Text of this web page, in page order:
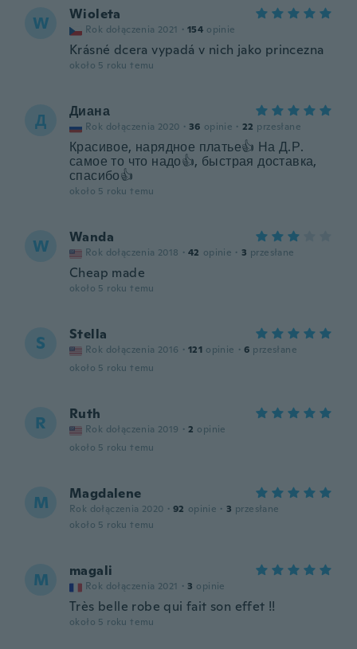
W Wioleta
Rok dołączenia 2021 · 154 opinie
Krásné dcera vypadá v nich jako princezna
około 5 roku temu
Д Диана
Rok dołączenia 2020 · 36 opinie · 22 przesłane
Красивое, нарядное платье👍 На Д.Р.
самое то что надо👍, быстрая доставка,
спасибо👍
około 5 roku temu
W Wanda
Rok dołączenia 2018 · 42 opinie · 3 przesłane
Cheap made
około 5 roku temu
S Stella
Rok dołączenia 2016 · 121 opinie · 6 przesłane
około 5 roku temu
R Ruth
Rok dołączenia 2019 · 2 opinie
około 5 roku temu
M Magdalene
Rok dołączenia 2020 · 92 opinie · 3 przesłane
około 5 roku temu
M magali
Rok dołączenia 2021 · 3 opinie
Très belle robe qui fait son effet !!
około 5 roku temu